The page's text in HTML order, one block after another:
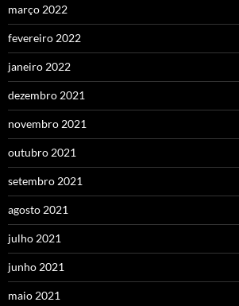
março 2022
fevereiro 2022
janeiro 2022
dezembro 2021
novembro 2021
outubro 2021
setembro 2021
agosto 2021
julho 2021
junho 2021
maio 2021